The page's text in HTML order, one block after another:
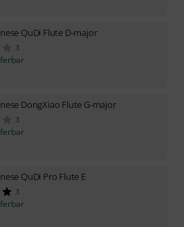
QuDi Flute D-major
3
DongXiao Flute G-major
3
QuDi Pro Flute E
3